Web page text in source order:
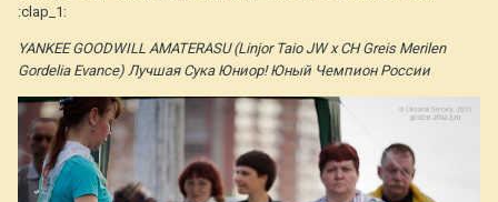
:clap_1:
YANKEE GOODWILL AMATERASU (Linjor Taio JW х CH Greis Merilen
Gordelia Evance) Лучшая Сука Юниор! Юный Чемпион России